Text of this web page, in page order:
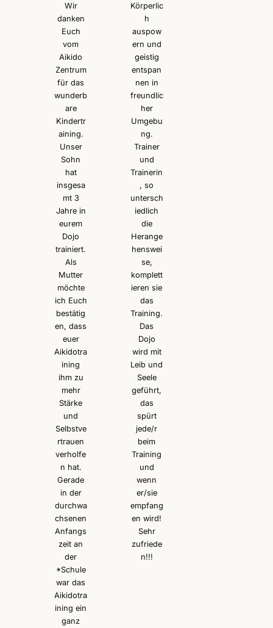
Wir
danken
Euch
vom
Aikido
Zentrum
für das
wunderb
are
Kindertr
aining.
Unser
Sohn
hat
insgesa
mt 3
Jahre in
eurem
Dojo
trainiert.
Als
Mutter
möchte
ich Euch
bestätig
en, dass
euer
Aikidotra
ining
ihm zu
mehr
Stärke
und
Selbstve
rtrauen
verholfe
n hat.
Gerade
in der
durchwa
chsenen
Anfangs
zeit an
der
*Schule
war das
Aikidotra
ining ein
ganz
Körperlic
h
auspow
ern und
geistig
entspan
nen in
freundlic
her
Umgebu
ng.
Trainer
und
Trainerin
, so
untersch
iedlich
die
Herange
henswei
se,
komplett
ieren sie
das
Training.
Das
Dojo
wird mit
Leib und
Seele
geführt,
das
spürt
jede/r
beim
Training
und
wenn
er/sie
empfang
en wird!
Sehr
zufriede
n!!!